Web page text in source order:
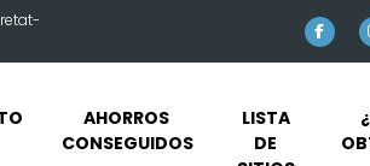
AHORROS
CONSEGUIDOS
LISTA
DE